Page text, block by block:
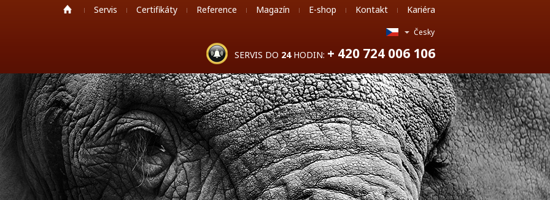
Servis Certifikáty Reference Magazín E-shop Kontakt Kariéra
SERVIS DO 24HODIN: + 420 724 006 106
Česky